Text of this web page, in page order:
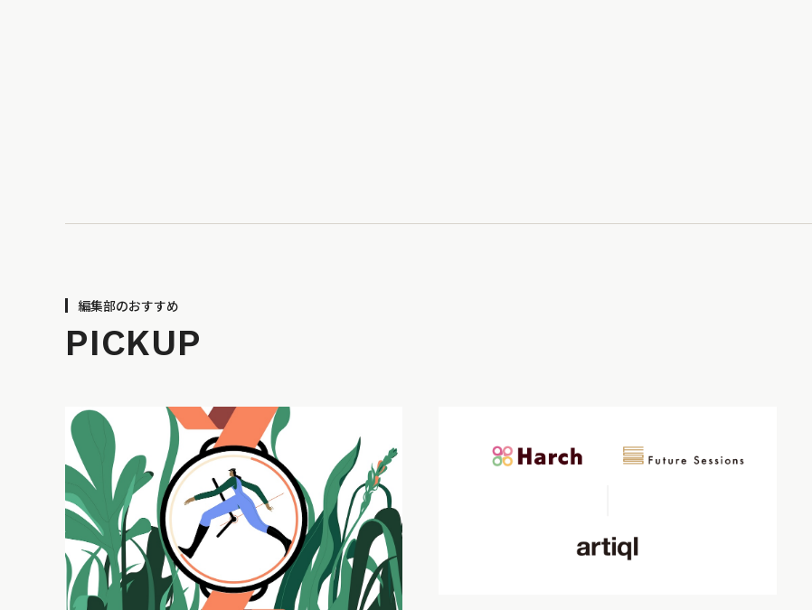
編集部のおすすめ
PICKUP